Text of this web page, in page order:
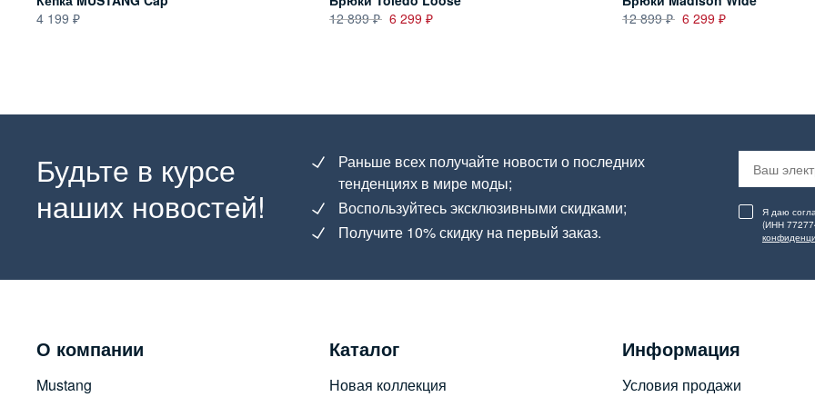
4 199
12 899
6 299
12 899
6 299
Будьте в курсе
наших новостей!
Раньше всех получайте новости о последних
тенденциях в мире моды;
Воспользуйтесь эксклюзивными скидками;
Получите 10% скидку на первый заказ.
Я даю
(ИНН
О компании
Mustang
Каталог
Новая коллекция
Информация
Условия продажи